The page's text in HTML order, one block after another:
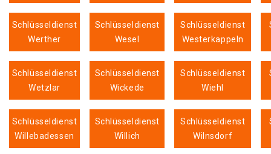
Schlüsseldienst
Werther
Schlüsseldienst
Wesel
Schlüsseldienst
Westerkappeln
Schlüsseldienst
Wetzlar
Schlüsseldienst
Wickede
Schlüsseldienst
Wiehl
Schlüsseldienst
Willebadessen
Schlüsseldienst
Willich
Schlüsseldienst
Wilnsdorf